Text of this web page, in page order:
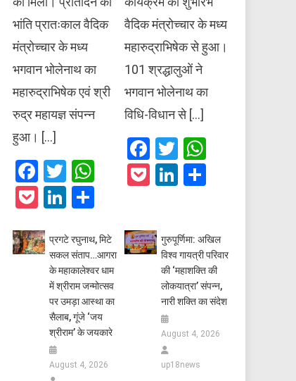
भांति प्रातःकाल वैदिक
मंत्रोच्चार के मध्य
भगवान भोलेनाथ का
महारुद्राभिषेक एवं श्री
रुद्र महायज्ञ संपन्न
हुआ। […]
Facebook
TwitterWhatsApp
PocketLinkedIn
वैदिक मंत्रोच्चार के मध्य
महारुद्राभिषेक से हुआ।
101 श्रद्धालुओं ने
भगवान भोलेनाथ का
विधि-विधान से […]
Facebook
Twitter
PocketLinkedIn
प्रगटे रघुनाथ, मिटे
सकल संताप…आगरा
के महाकालेश्वर धाम
में श्रीराम जन्मोत्सव
पर उमड़ा आस्था का
सैलाब, गूंजे ‘जय
श्रीराम’ के जयकारे
August 4, 2026
गुरुपूर्णिमा: अखिल
विश्व गायत्री परिवार
की ‘महाशक्ति की
लोकयात्रा’ संपन्न,
नारी शक्ति का संदेश
August 4, 2026
up18news